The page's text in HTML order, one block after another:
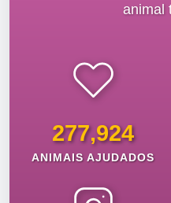
animal
277,924
ANIMAIS AJUDADOS